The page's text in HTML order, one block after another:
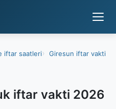
iftar saatleri
Giresun iftar vakti
iftar vakti 2026